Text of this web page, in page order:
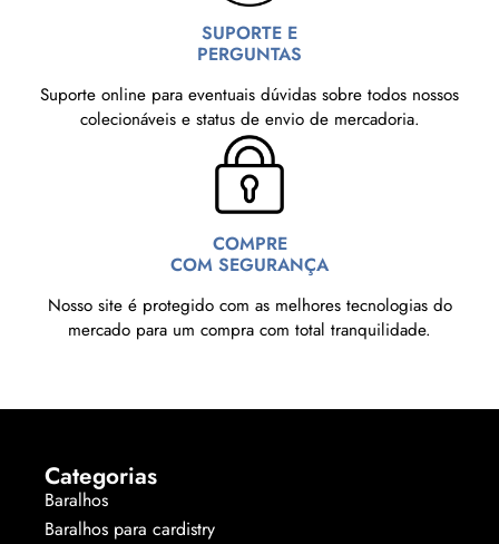
SUPORTE E
PERGUNTAS
Suporte online para eventuais dúvidas sobre todos nossos
colecionáveis e status de envio de mercadoria.
COMPRE
COM SEGURANÇA
Nosso site é protegido com as melhores tecnologias do
mercado para um compra com total tranquilidade.
Categorias
Baralhos
Baralhos para cardistry